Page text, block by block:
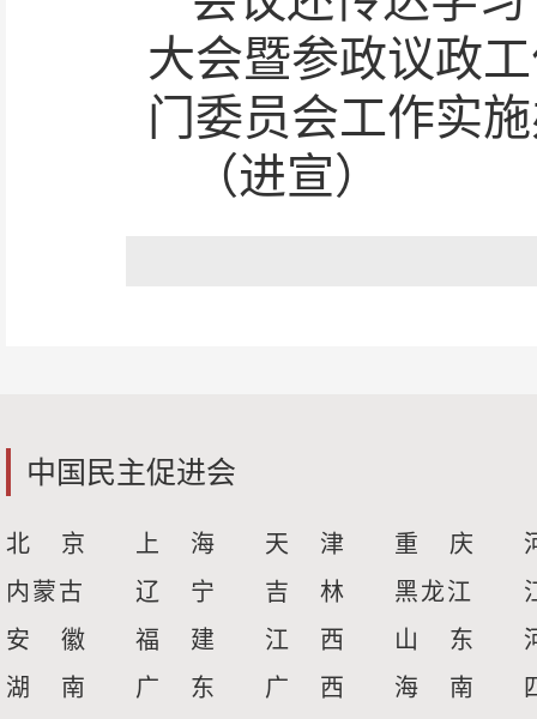
大会暨参政议政
门委员会工作实
（进宣）
中国民主促进会
北 京 上 海 天 津 重 庆
内蒙古
辽 宁 吉 林 黑龙江
安 徽
福 建 江 西 山 东
湖 南
广 东 广 西 海 南